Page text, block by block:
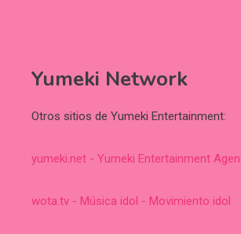
Yumeki Network
Otros sitios de Yumeki Entertainment:
yumeki.net - Yumeki Entertainment
wota.tv - Música idol - Movimiento idol